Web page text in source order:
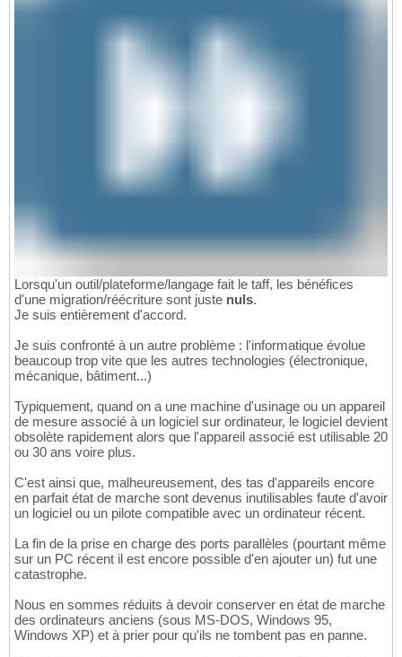
Lorsqu'un outil/plateforme/langage fait le taff, les bénéfices
d'une migration/réécriture sont juste nuls.
Je suis entièrement d'accord.
Je suis confronté à un autre problème : l'informatique évolue
beaucoup trop vite que les autres technologies (électronique,
mécanique, bâtiment...)
Typiquement, quand on a une machine d'usinage ou un appareil
de mesure associé à un logiciel sur ordinateur, le logiciel devient
obsolète rapidement alors que l'appareil associé est utilisable 20
ou 30 ans voire plus.
C'est ainsi que, malheureusement, des tas d'appareils encore
en parfait état de marche sont devenus inutilisables faute d'avoir
un logiciel ou un pilote compatible avec un ordinateur récent.
La fin de la prise en charge des ports parallèles (pourtant même
sur un PC récent il est encore possible d'en ajouter un) fut une
catastrophe.
Nous en sommes réduits à devoir conserver en état de marche
des ordinateurs anciens (sous MS-DOS, Windows 95,
Windows XP) et à prier pour qu'ils ne tombent pas en panne.